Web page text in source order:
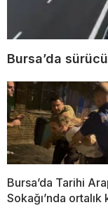
Bursa’da
Bursa’da Tarihi
Sokağı’nda ortalık